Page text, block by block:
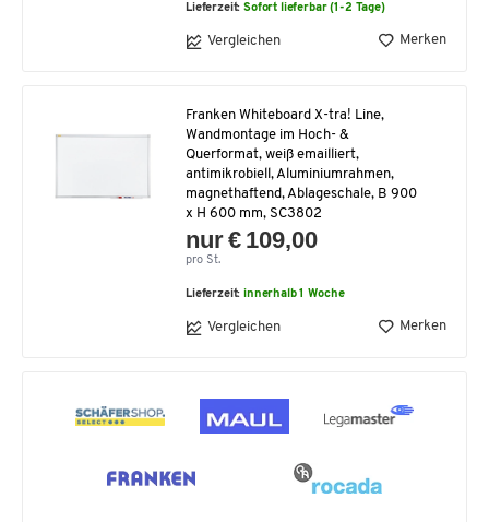
Lieferzeit:Sofort lieferbar (1-2 Tage)
Vergleichen Merken
Franken Whiteboard X-tra! Line,
Wandmontage im Hoch- &
Querformat, weiß emailliert,
antimikrobiell, Aluminiumrahmen,
magnethaftend, Ablageschale, B 900
x H 600 mm, SC3802
nur € 109,00
pro St.
Lieferzeit:innerhalb 1 Woche
Vergleichen Merken